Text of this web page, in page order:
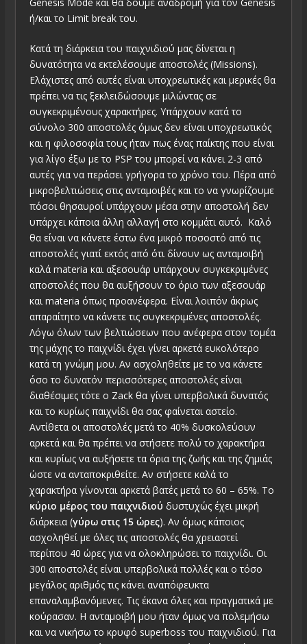
ή/και το Limit break του.
Κατά τη διάρκεια του παιχνιδιού μας δίνεται η
δυνατότητα να εκτελέσουμε αποστολές (Missions).
Ελάχιστες από αυτές είναι υποχρεωτικές και μερικές θα
πρέπει να τις ξεκλειδώσουμε μιλώντας σε
συγκεκριμένους χαρακτήρες. Υπάρχουν κατά το
σύνολο 300 αποστολές όμως δεν είναι υποχρεωτικός
και η φιλοσοφία τους ήταν πως ένας παίκτης που είναι
για λίγο έξω με το PSP του μπορεί να κάνει 2-3 από
αυτές για να περάσει γρήγορα το χρόνο του. Πέρα από
μικροβελτιώσεις στις ανταμοιβές και το να γνωρίζουμε
πόσοι θησαυροί υπάρχουν μέσα στην αποστολή δεν
υπάρχει κάποια άλλη αλλαγή στο κομμάτι αυτό. Καλό
θα είναι να κάνετε έστω ένα μικρό ποσοστό από τις
αποστολές γιατί εκτός από ότι δίνουν ως ανταμοιβή
καλά materia και αξεσουάρ υπάρχουν συγκεκριμένες
αποστολές που θα αυξήσουν το όριο των αξεσουάρ
και materia όπως προανέφερα. Είναι λοιπόν άκρως
απαραίτητο να κάνετε τις συγκεκριμένες αποστολές.
Λόγω όλων των βελτιώσεων που ανέφερα στον τομέα
της μάχης το παιχνίδι έχει γίνει αρκετά ευκολότερο
κατά τη γνώμη μου. Αν ασχοληθείτε με το να κάνετε
όσο το δυνατόν περισσότερες αποστολές είναι
διαθέσιμες τότε ο Zack θα γίνει υπερβολικά δυνατός
και το κυρίως παιχνίδι θα σας φαίνεται αστείο.
Αντίθετα οι αποστολές μετά το 40% δυσκολεύουν
αρκετά και θα πρέπει να στήσετε πολύ το χαρακτήρα
και κυρίως να αυξήσετε τα όρια της ζωής και της ζημιάς
ώστε να ανταποκριθείτε. Αν στήσετε καλά το
χαρακτήρα γίνονται αρκετά βατές μετά το 60 – 65%. Το
κύριο μέρος του παιχνιδιού δυστυχώς έχει μικρή
διάρκεια (γύρω στις 15 ώρες). Αν όμως κάποιος
ασχοληθεί με όλες τις αποστολές θα χρειαστεί
περίπου 40 ώρες για να ολοκληρώσει το παιχνίδι. Οι
300 αποστολές είναι υπερβολικά πολλές και ο τόσο
μεγάλος αριθμός τις κάνει αναπόφευκτα
επαναλαμβανόμενες. Τις έκανα όλες και πραγματικά με
κούρασαν. Η ανταμοιβή μου ήταν όμως να πολεμήσω
και να νικήσω το κρυφό superboss του παιχνιδιού. Για